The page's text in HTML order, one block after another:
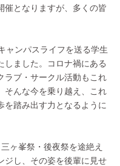
催となりますが、多くの皆
ャンパスライフを送る学生
しました。コロナ禍にある
ラブ・サークル活動もこれ
そんな今を乗り越え、これ
を踏み出す力となるように
ヶ峯祭・後夜祭を途絶え
ジし、その姿を後輩に見せ